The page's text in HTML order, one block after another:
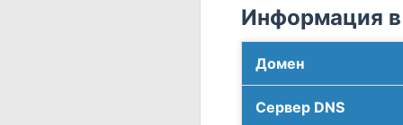
Информация в
Домен
Сервер DNS